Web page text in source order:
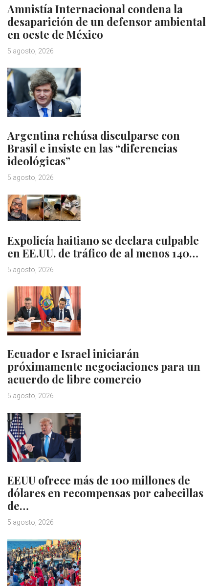
Amnistía Internacional condena la
desaparición de un defensor ambiental
en oeste de México
5 agosto, 2026
Argentina rehúsa disculparse con
Brasil e insiste en las “diferencias
ideológicas”
5 agosto, 2026
Expolicía haitiano se declara culpable
en EE.UU. de tráfico de al menos 140…
5 agosto, 2026
Ecuador e Israel iniciarán
próximamente negociaciones para un
acuerdo de libre comercio
5 agosto, 2026
EEUU ofrece más de 100 millones de
dólares en recompensas por cabecillas
de…
5 agosto, 2026